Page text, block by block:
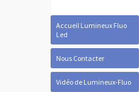
Accueil Lumineux Fluo
Led
Nous Contacter
Vidéo de Lumineux-Fluo